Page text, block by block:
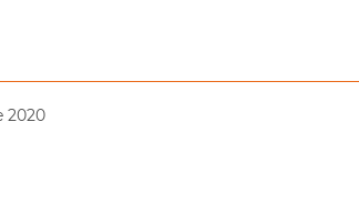
2020